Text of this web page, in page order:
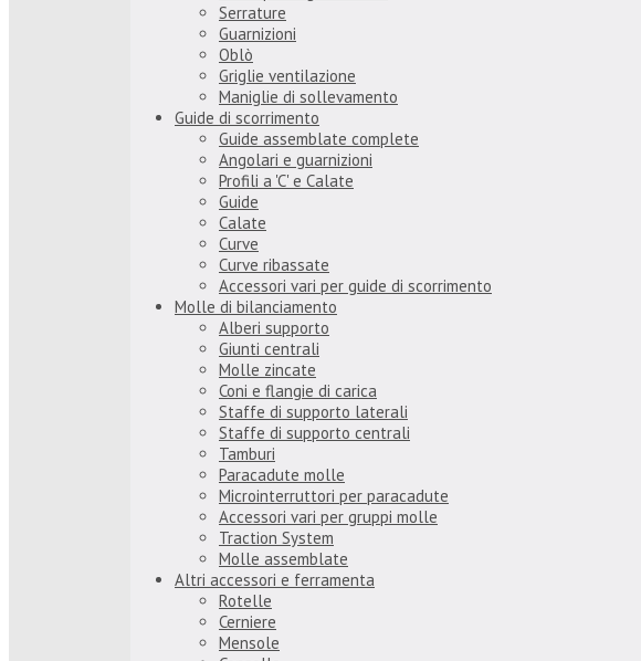
Serrature
Guarnizioni
Oblò
Griglie ventilazione
Maniglie di sollevamento
Guide di scorrimento
Guide assemblate complete
Angolari e guarnizioni
Profili a 'C' e Calate
Guide
Calate
Curve
Curve ribassate
Accessori vari per guide di scorrimento
Molle di bilanciamento
Alberi supporto
Giunti centrali
Molle zincate
Coni e flangie di carica
Staffe di supporto laterali
Staffe di supporto centrali
Tamburi
Paracadute molle
Microinterruttori per paracadute
Accessori vari per gruppi molle
Traction System
Molle assemblate
Altri accessori e ferramenta
Rotelle
Cerniere
Mensole